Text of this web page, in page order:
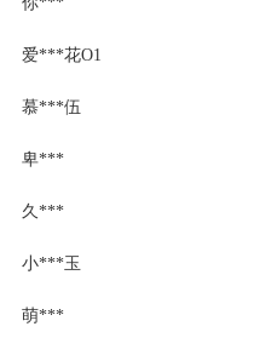
爱***花O1
慕***伍
卑***
久***
小***玉
萌***